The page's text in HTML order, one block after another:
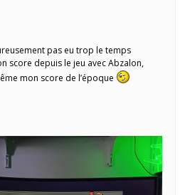
pas eu trop le temps
score depuis le jeu avec Abzalon,
mon score de l’époque